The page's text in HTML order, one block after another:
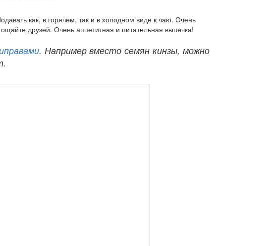
как, в горячем, так и в холодном виде к чаю. Очень
друзей. Очень аппетитная и питательная выпечка!
. Например вместо семян кинзы, можно